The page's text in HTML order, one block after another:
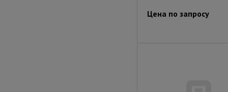
Цена по запросу